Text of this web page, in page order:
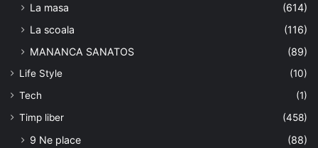
La masa
(614)
La scoala
(116)
MANANCA SANATOS
(89)
Life Style
(10)
Tech
(1)
Timp liber
(458)
9 Ne place
(88)